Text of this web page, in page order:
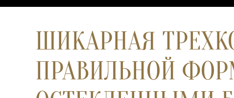
ШИКАРНАЯ
ПРАВИЛЬНОЙ